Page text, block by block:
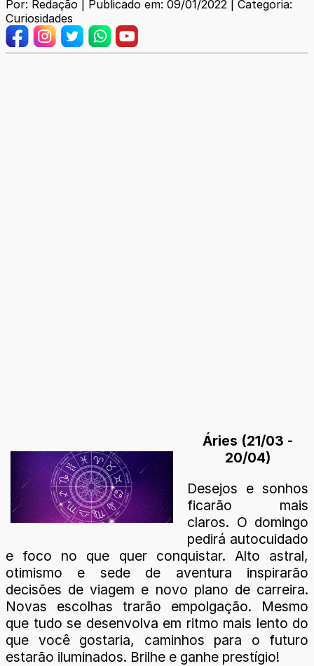
Por: Redação | Publicado em: 09/01/2022 | Categoria:
Curiosidades
Áries (21/03 -
20/04)
Desejos e sonhos
ficarão mais
claros. O domingo
pedirá autocuidado
e foco no que quer conquistar. Alto astral,
otimismo e sede de aventura inspirarão
decisões de viagem e novo plano de carreira.
Novas escolhas trarão empolgação. Mesmo
que tudo se desenvolva em ritmo mais lento do
que você gostaria, caminhos para o futuro
estarão iluminados. Brilhe e ganhe prestígio!